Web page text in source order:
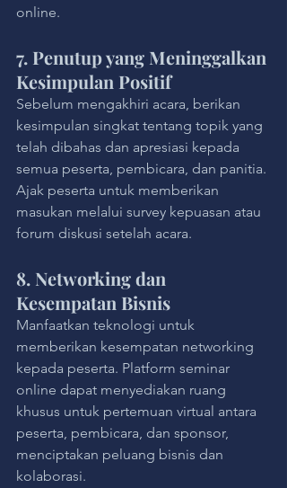
online.
7. Penutup yang Meninggalkan
Kesimpulan Positif
Sebelum mengakhiri acara, berikan
kesimpulan singkat tentang topik yang
telah dibahas dan apresiasi kepada
semua peserta, pembicara, dan panitia.
Ajak peserta untuk memberikan
masukan melalui survey kepuasan atau
forum diskusi setelah acara.
8. Networking dan
Kesempatan Bisnis
Manfaatkan teknologi untuk
memberikan kesempatan networking
kepada peserta. Platform seminar
online dapat menyediakan ruang
khusus untuk pertemuan virtual antara
peserta, pembicara, dan sponsor,
menciptakan peluang bisnis dan
kolaborasi.